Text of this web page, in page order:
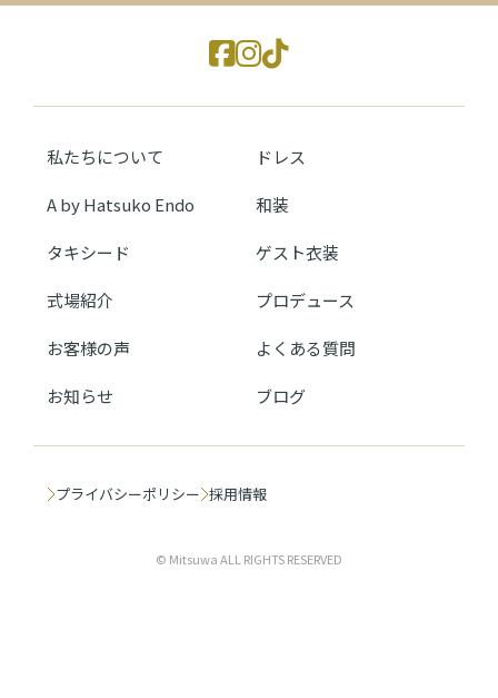
私たちについて ドレス
A by Hatsuko Endo 和装
タキシード ゲスト衣装
式場紹介 プロデュース
お客様の声 よくある質問
お知らせ ブログ
プライバシーポリシー 採用情報
© Mitsuwa ALL RIGHTS RESERVED